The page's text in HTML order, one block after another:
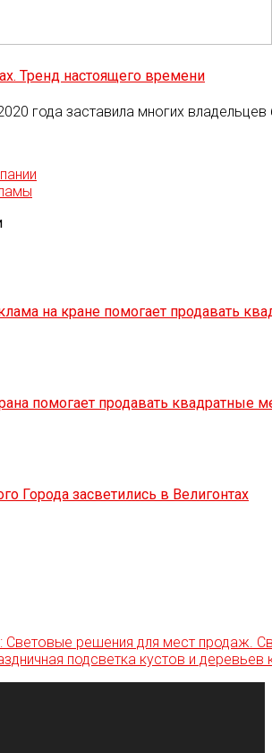
Тренд настоящего времени
года заставила многих
на кране помогает продавать
помогает продавать квадратные
Города засветились в Велигонтах
Световые решения для мест продаж.
подсветка кустов и